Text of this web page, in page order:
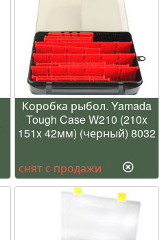
Коробка рыбол. Yamada
Tough Case W210 (210x
151x 42мм) (черный) 8032
снят с продажи